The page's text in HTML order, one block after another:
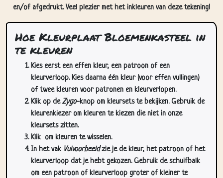
Hoe Kleurplaat Bloemenkasteel in
te kleuren
Kies eerst een effen kleur, een patroon of een
kleurverloop. Kies daarna één kleur (voor effen vullingen)
of twee kleuren voor patronen en kleurverlopen.
Klik op deZygo-knop om kleursets te bekijken. Gebruik de
kleurenkiezer om kleuren te kiezen die niet in onze
kleursets zitten.
Klikom kleuren te wisselen.
In het vakVulvoorbeeld
kleurverloop dat je hebt gekozen. Gebruik de schuifbalk
om een patroon of kleurverloop groter of kleiner te
maken.
Klik nu op een gebied in de tekening en dat gebied wordt